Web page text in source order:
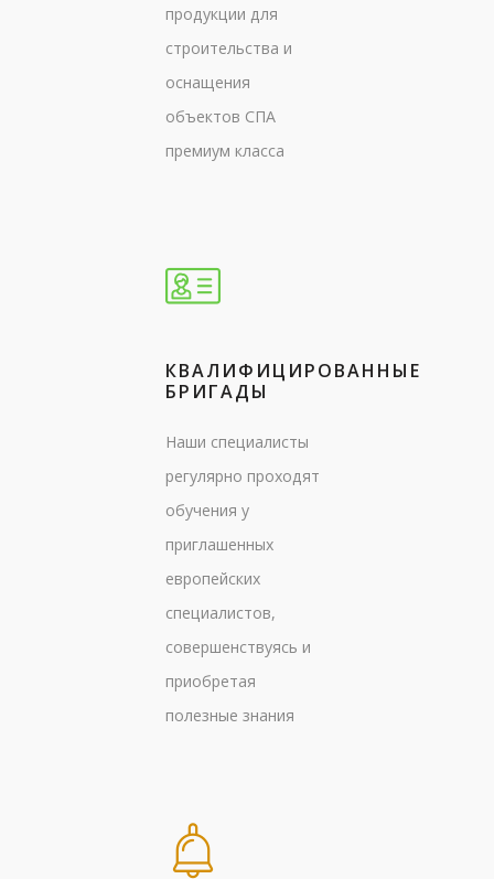
продукции для
строительства и
оснащения
объектов СПА
премиум класса
КВАЛИФИЦИРОВАННЫЕ
БРИГАДЫ
Наши специалисты
регулярно проходят
обучения у
приглашенных
европейских
специалистов,
совершенствуясь и
приобретая
полезные знания